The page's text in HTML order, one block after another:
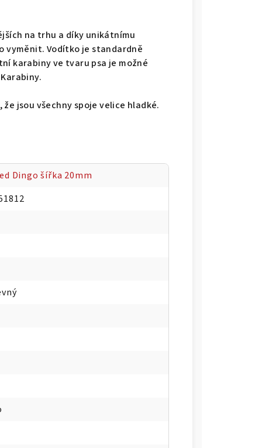
na trhu a díky unikátnímu
vyměnit. Vodítko je standardně
karabiny ve tvaru psa je možné
jsou všechny spoje velice hladké.
Dingo šířka 20mm